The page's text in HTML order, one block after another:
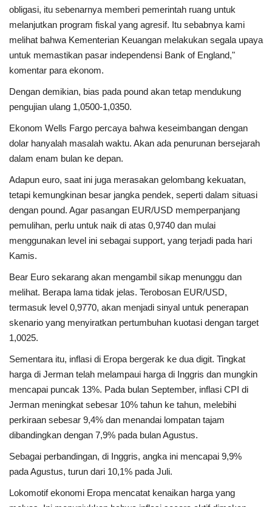
obligasi, itu sebenarnya memberi pemerintah ruang untuk
melanjutkan program fiskal yang agresif. Itu sebabnya kami
melihat bahwa Kementerian Keuangan melakukan segala upaya
untuk memastikan pasar independensi Bank of England,"
komentar para ekonom.
Dengan demikian, bias pada pound akan tetap mendukung
pengujian ulang 1,0500-1,0350.
Ekonom Wells Fargo percaya bahwa keseimbangan dengan
dolar hanyalah masalah waktu. Akan ada penurunan bersejarah
dalam enam bulan ke depan.
Adapun euro, saat ini juga merasakan gelombang kekuatan,
tetapi kemungkinan besar jangka pendek, seperti dalam situasi
dengan pound. Agar pasangan EUR/USD memperpanjang
pemulihan, perlu untuk naik di atas 0,9740 dan mulai
menggunakan level ini sebagai support, yang terjadi pada hari
Kamis.
Bear Euro sekarang akan mengambil sikap menunggu dan
melihat. Berapa lama tidak jelas. Terobosan EUR/USD,
termasuk level 0,9770, akan menjadi sinyal untuk penerapan
skenario yang menyiratkan pertumbuhan kuotasi dengan target
1,0025.
Sementara itu, inflasi di Eropa bergerak ke dua digit. Tingkat
harga di Jerman telah melampaui harga di Inggris dan mungkin
mencapai puncak 13%. Pada bulan September, inflasi CPI di
Jerman meningkat sebesar 10% tahun ke tahun, melebihi
perkiraan sebesar 9,4% dan menandai lompatan tajam
dibandingkan dengan 7,9% pada bulan Agustus.
Sebagai perbandingan, di Inggris, angka ini mencapai 9,9%
pada Agustus, turun dari 10,1% pada Juli.
Lokomotif ekonomi Eropa mencatat kenaikan harga yang